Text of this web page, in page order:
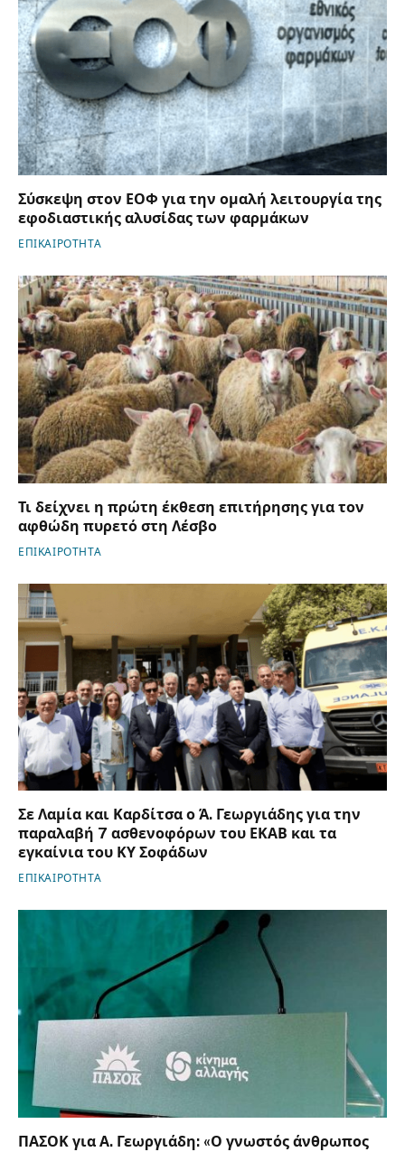
Σύσκεψη στον ΕΟΦ για την ομαλή λειτουργία της
εφοδιαστικής αλυσίδας των φαρμάκων
ΕΠΙΚΑΙΡΟΤΗΤΑ
Τι δείχνει η πρώτη έκθεση επιτήρησης για τον
αφθώδη πυρετό στη Λέσβο
ΕΠΙΚΑΙΡΟΤΗΤΑ
Σε Λαμία και Καρδίτσα ο Ά. Γεωργιάδης για την
παραλαβή 7 ασθενοφόρων του ΕΚΑΒ και τα
εγκαίνια του ΚΥ Σοφάδων
ΕΠΙΚΑΙΡΟΤΗΤΑ
ΠΑΣΟΚ για Α. Γεωργιάδη: «Ο γνωστός άνθρωπος